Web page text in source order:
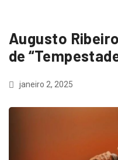
Augusto
de
janeiro 2, 2025